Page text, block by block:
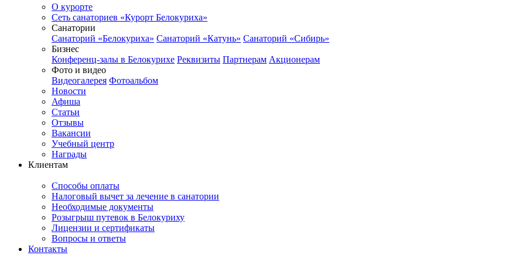
О курорте
Сеть санаториев «Курорт Белокуриха»
Санатории
Санаторий «Белокуриха» Санаторий «Катунь» Санаторий «Сибирь»
Бизнес
Конференц-залы в Белокурихе Реквизиты Партнерам Акционерам
Фото и видео
Видеогалерея Фотоальбом
Новости
Афиша
Статьи
Отзывы
Вакансии
Учебный центр
Награды
Клиентам
Способы оплаты
Налоговый вычет за лечение в санатории
Необходимые документы
Розыгрыш путевок в Белокуриху
Лицензии и сертификаты
Вопросы и ответы
Контакты